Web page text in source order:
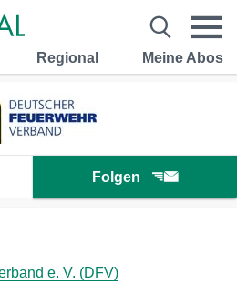
Regional Meine Abos
Folgen
e. V. (DFV)